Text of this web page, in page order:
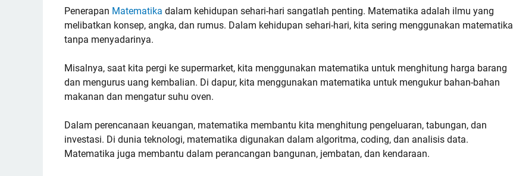
Penerapan Matematika dalam kehidupan sehari-hari sangatlah penting. Matematika adalah ilmu yang
melibatkan konsep, angka, dan rumus. Dalam kehidupan sehari-hari, kita sering menggunakan matematika
tanpa menyadarinya.
Misalnya, saat kita pergi ke supermarket, kita menggunakan matematika untuk menghitung harga barang
dan mengurus uang kembalian. Di dapur, kita menggunakan matematika untuk mengukur bahan-bahan
makanan dan mengatur suhu oven.
Dalam perencanaan keuangan, matematika membantu kita menghitung pengeluaran, tabungan, dan
investasi. Di dunia teknologi, matematika digunakan dalam algoritma, coding, dan analisis data.
Matematika juga membantu dalam perancangan bangunan, jembatan, dan kendaraan.